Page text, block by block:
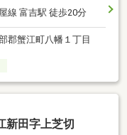
線 富吉駅 徒歩20分
郡蟹江町八幡１丁目
新田字上芝切